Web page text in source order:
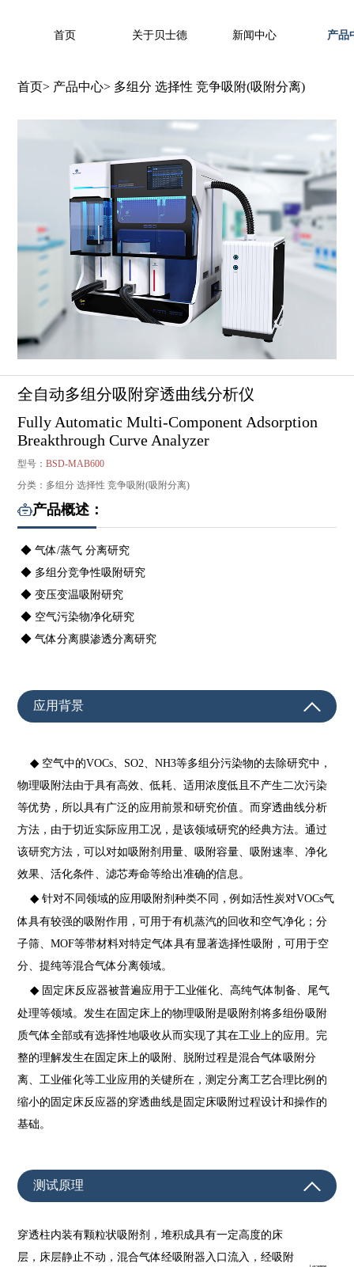
首页 关于贝士德 新闻中心 产品
首页> 产品中心> 多组分 选择性 竞争吸附(吸附分离)
全自动多组分吸附穿透曲线分析仪
Fully Automatic Multi-Component Adsorption
Breakthrough Curve Analyzer
型号：BSD-MAB600
分类：多组分 选择性 竞争吸附(吸附分离)
产品概述：
◆ 气体/蒸气 分离研究
◆ 多组分竞争性吸附研究
◆ 变压变温吸附研究
◆ 空气污染物净化研究
◆ 气体分离膜渗透分离研究
应用背景
◆ 空气中的VOCs、SO2、NH3等多组分污染物的去除研究中，
物理吸附法由于具有高效、低耗、适用浓度低且不产生二次污染
等优势，所以具有广泛的应用前景和研究价值。而穿透曲线分析
方法，由于切近实际应用工况，是该领域研究的经典方法。通过
该研究方法，可以对如吸附剂用量、吸附容量、吸附速率、净化
效果、活化条件、滤芯寿命等给出准确的信息。
◆针对不同领域的应用吸附剂种类不同，例如活性炭对VOCs气
体具有较强的吸附作用，可用于有机蒸汽的回收和空气净化；分
子筛、MOF等带材料对特定气体具有显著选择性吸附，可用于空
分、提纯等混合气体分离领域。
◆ 固定床反应器被普遍应用于工业催化、高纯气体制备、尾气
处理等领域。发生在固定床上的物理吸附是吸附剂将多组份吸附
质气体全部或有选择性地吸收从而实现了其在工业上的应用。完
整的理解发生在固定床上的吸附、脱附过程是混合气体吸附分
离、工业催化等工业应用的关键所在，测定分离工艺合理比例的
缩小的固定床反应器的穿透曲线是固定床吸附过程设计和操作的
基础。
测试原理
穿透柱内装有颗粒状吸附剂，堆积成具有一定高度的床
层，床层静止不动，混合气体经吸附器入口流入，经吸附